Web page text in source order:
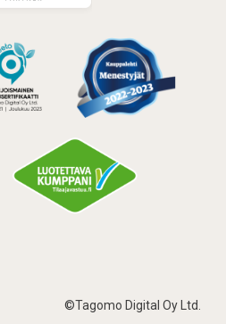
©Tagomo Digital Oy Ltd.